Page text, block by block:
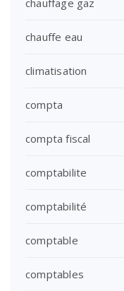
chauffage gaz
chauffe eau
climatisation
compta
compta fiscal
comptabilite
comptabilité
comptable
comptables